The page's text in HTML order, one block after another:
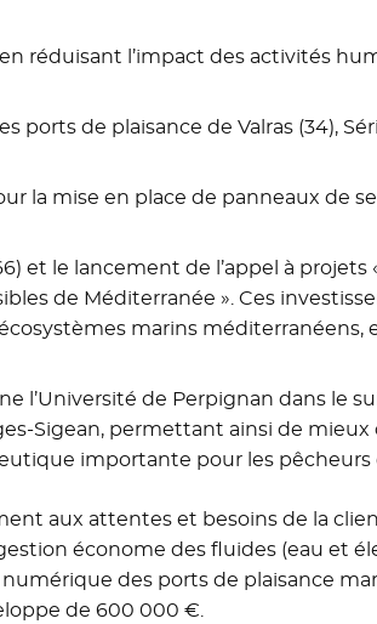
réduisant l’impact des activités
ports de plaisance de Valras (34),
la mise en place de panneaux de
et le lancement de l’appel à projets
de Méditerranée ». Ces
marins méditerranéens,
l’Université de Perpignan dans le
Sigean, permettant ainsi de
importante pour les pêcheurs
aux attentes et besoins de la
économe des fluides (eau et
numérique des ports de plaisance
de 600 000 €.